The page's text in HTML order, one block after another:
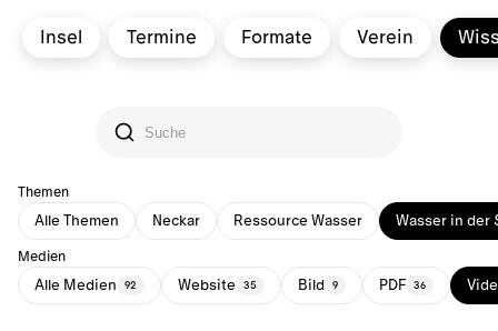
Insel Termine Formate Verein
Themen
Alle Themen Neckar Ressource Wasser Wasser in der
Medien
Alle Medien 92 Website 35 Bild 9 PDF 36